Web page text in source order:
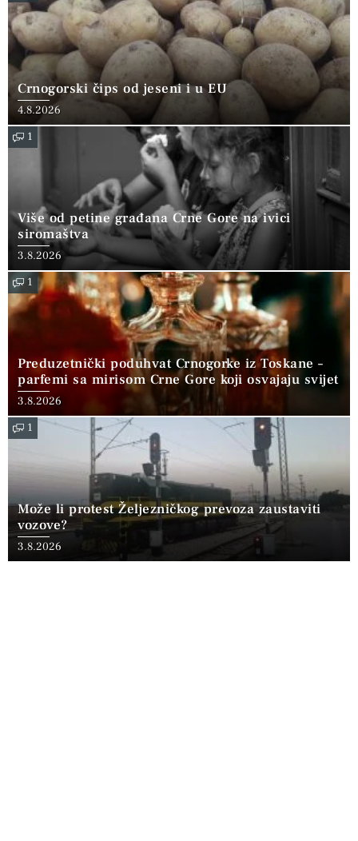
Crnogorski čips od jeseni i u EU
4.8.2026
1
Više od petine građana Crne Gore na ivici
siromaštva
3.8.2026
1
Preduzetnički poduhvat Crnogorke iz Toskane –
parfemi sa mirisom Crne Gore koji osvajaju svijet
3.8.2026
1
Može li protest Željezničkog prevoza zaustaviti
vozove?
3.8.2026